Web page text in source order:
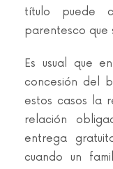
título puede
parentesco que
Es usual que
concesión del
estos casos la
relación
entrega
cuando un